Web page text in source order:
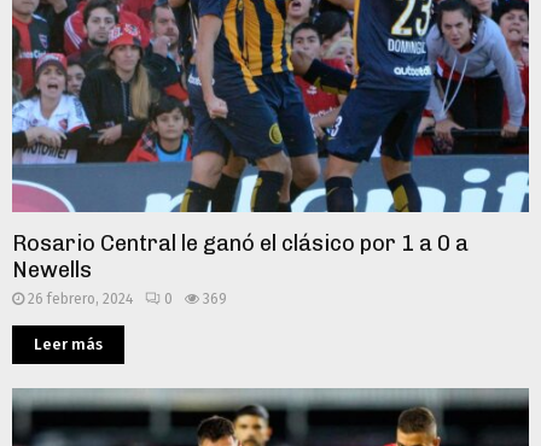
Rosario Central le ganó el clásico por 1 a 0 a
Newells
26 febrero, 2024 0 369
Leer más